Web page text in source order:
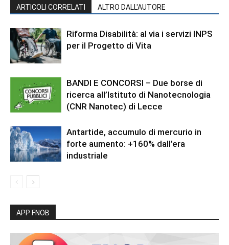
ARTICOLI CORRELATI ALTRO DALL'AUTORE
Riforma Disabilità: al via i servizi INPS
per il Progetto di Vita
BANDI E CONCORSI – Due borse di
ricerca all’Istituto di Nanotecnologia
(CNR Nanotec) di Lecce
Antartide, accumulo di mercurio in
forte aumento: +160% dall’era
industriale
APP FNOB